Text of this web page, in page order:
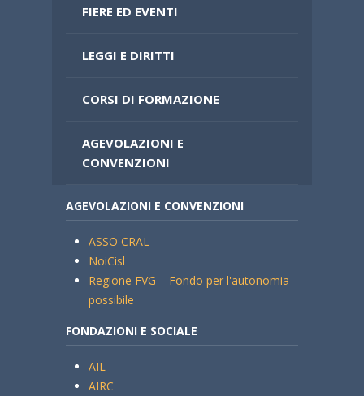
FIERE ED EVENTI
LEGGI E DIRITTI
CORSI DI FORMAZIONE
AGEVOLAZIONI E
CONVENZIONI
AGEVOLAZIONI E CONVENZIONI
ASSO CRAL
NoiCisl
Regione FVG – Fondo per l'autonomia
possibile
FONDAZIONI E SOCIALE
AIL
AIRC